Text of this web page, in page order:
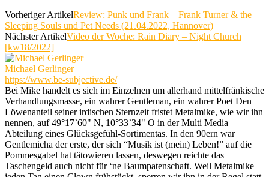
Vorheriger ArtikelReview: Punk und Frank – Frank Turner & the
Sleeping Souls und Pet Needs (21.04.2022, Hannover)
Nächster ArtikelVideo der Woche: Rain Diary – Night Church
[kw18/2022]
Michael Gerlinger
https://www.be-subjective.de/
Bei Mike handelt es sich im Einzelnen um allerhand mittelfränkische
Verhandlungsmasse, ein wahrer Gentleman, ein wahrer Poet Den
Löwenanteil seiner irdischen Sternzeit fristet Metalmike, wie wir ihn
nennen, auf 49°17`60" N, 10°33`34" O in der Multi Media
Abteilung eines Glücksgefühl-Sortimentas. In den 90ern war
Gentlemicha der erste, der sich “Musik ist (mein) Leben!” auf die
Pommesgabel hat tätowieren lassen, deswegen reichte das
Taschengeld auch nicht für ‘ne Baumpatenschaft. Weil Metalmike